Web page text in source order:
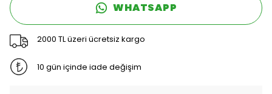
WHATSAPP
2000 TL üzeri ücretsiz kargo
10 gün içinde iade değişim